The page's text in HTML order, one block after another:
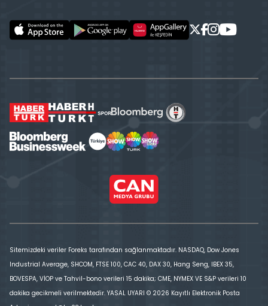
Sitemizdeki veriler Foreks tarafından sağlanmaktadır. NASDAQ, Dow Jones
Industrial Average, SHCOM, FTSE 100, CAC 40, DAX 30, Hang Seng, IBEX 35,
BOVESPA, VİOP ve Tahvil-bono verileri 15 dakika; CME, NYMEX VE S&P verileri 10
dakika gecikmeli verilmektedir. YASAL UYARI © 2026 Kayıtlı Elektronik Posta